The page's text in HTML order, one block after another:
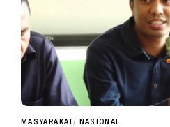
MASYARAKAT NASIONAL